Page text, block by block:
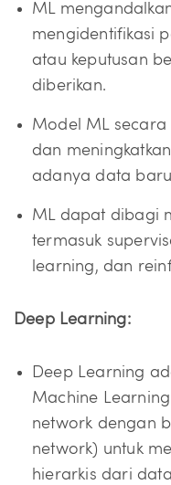
ML
mengidentifikasi
atau keputusan
diberikan.
Model ML secara
dan
adanya data
ML dapat dibagi
termasuk
learning, dan
Deep Learning:
Deep Learning
Machine
network dengan
network) untuk
hierarkis dari